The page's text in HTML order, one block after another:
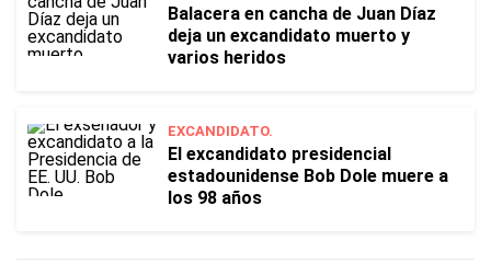
Balacera en cancha de Juan Díaz
deja un excandidato muerto y
varios heridos
EXCANDIDATO.
El excandidato presidencial
estadounidense Bob Dole muere a
los 98 años